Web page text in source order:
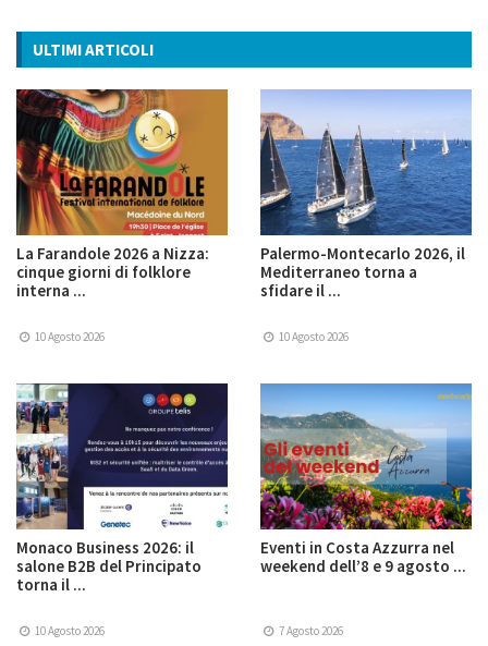
ULTIMI ARTICOLI
La Farandole 2026 a Nizza:
cinque giorni di folklore
interna ...
10 Agosto 2026
Palermo-Montecarlo 2026, il
Mediterraneo torna a
sfidare il ...
10 Agosto 2026
Monaco Business 2026: il
salone B2B del Principato
torna il ...
10 Agosto 2026
Eventi in Costa Azzurra nel
weekend dell’8 e 9 agosto ...
7 Agosto 2026